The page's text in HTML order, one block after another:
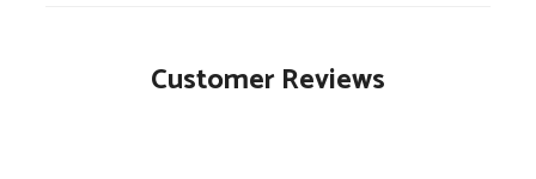
Customer Reviews